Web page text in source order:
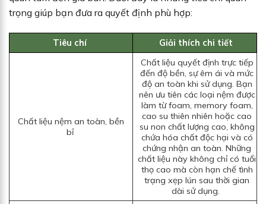
trọng giúp bạn đưa ra quyết định phù hợp:
Tiêu chí Giải thích chi tiết
Chất liệu nệm an toàn, bền
bỉ
Chất liệu quyết định trực tiếp
đến độ bền, sự êm ái và mức
độ an toàn khi sử dụng. Bạn
nên ưu tiên các loại nệm được
làm từ foam, memory foam,
cao su thiên nhiên hoặc cao
su non chất lượng cao, không
chứa hóa chất độc hại và có
chứng nhận an toàn. Những
chất liệu này không chỉ có tuổi
thọ cao mà còn hạn chế tình
trạng xẹp lún sau thời gian
dài sử dụng.